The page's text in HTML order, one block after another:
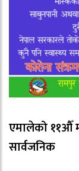
एमालेको ११औँ
सार्वजनिक